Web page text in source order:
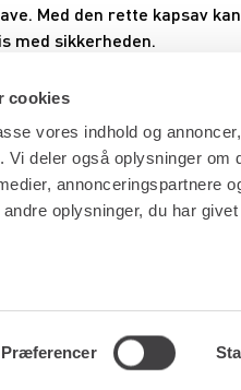
cookies
vores indhold og
deler også oplysninger om
annonceringspartnere
oplysninger, du har
Præferencer
Med den rette kapsav
med sikkerheden.
hos Renta og få
i dag og få den rette